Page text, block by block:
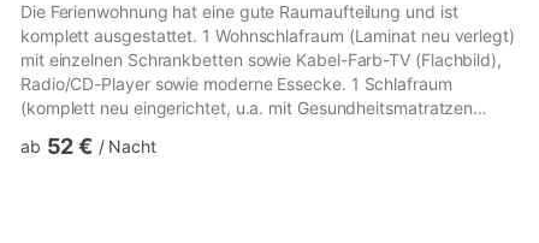
Die Ferienwohnung hat eine gute Raumaufteilung und ist
komplett ausgestattet. 1 Wohnschlafraum (Laminat neu verlegt)
mit einzelnen Schrankbetten sowie Kabel-Farb-TV (Flachbild),
Radio/CD-Player sowie moderne Essecke. 1 Schlafraum
(komplett neu eingerichtet, u.a. mit Gesundheitsmatratzen
(u.a. mit Geschirrspüler, Ceran-Kochfeld, Backofen usw.). In
ab 52 € / Nacht